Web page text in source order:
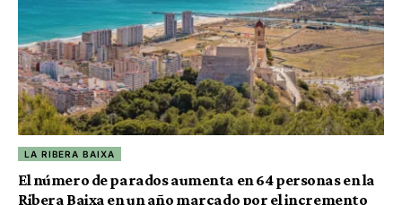
LA RIBERA BAIXA
El número de parados aumenta en 64 personas en la
Ribera Baixa en un año marcado por el incremento